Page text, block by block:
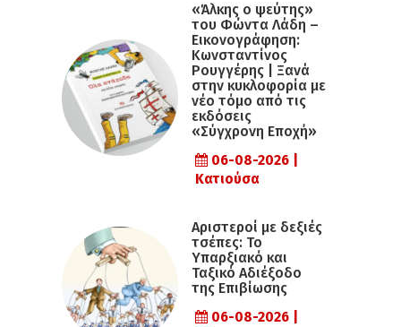
«Άλκης ο ψεύτης»
του Φώντα Λάδη –
Εικονογράφηση:
Κωνσταντίνος
Ρουγγέρης | Ξανά
στην κυκλοφορία με
νέο τόμο από τις
εκδόσεις
«Σύγχρονη Εποχή»
06-08-2026 |
Κατιούσα
Αριστεροί με δεξιές
τσέπες: Το
Υπαρξιακό και
Ταξικό Αδιέξοδο
της Επιβίωσης
06-08-2026 |